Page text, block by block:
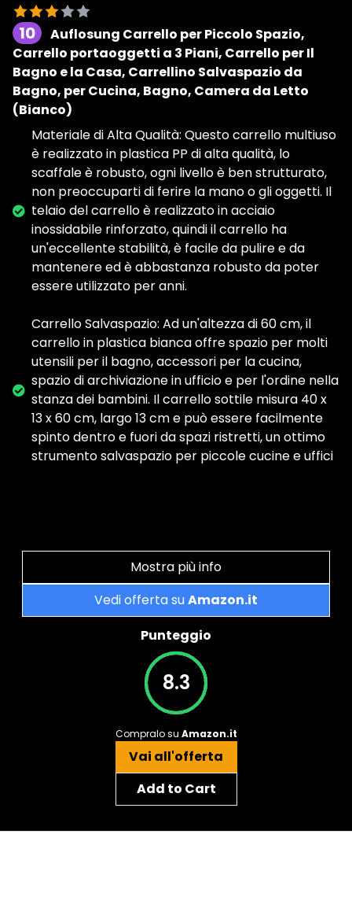
10
Auflosung Carrello per Piccolo Spazio,
Carrello portaoggetti a 3 Piani, Carrello per Il
Bagno e la Casa, Carrellino Salvaspazio da
Bagno, per Cucina, Bagno, Camera da Letto
(Bianco)
Materiale di Alta Qualità: Questo carrello multiuso
è realizzato in plastica PP di alta qualità, lo
scaffale è robusto, ogni livello è ben strutturato,
non preoccuparti di ferire la mano o gli oggetti. Il
telaio del carrello è realizzato in acciaio
inossidabile rinforzato, quindi il carrello ha
un'eccellente stabilità, è facile da pulire e da
mantenere ed è abbastanza robusto da poter
essere utilizzato per anni.
Carrello Salvaspazio: Ad un'altezza di 60 cm, il
carrello in plastica bianca offre spazio per molti
utensili per il bagno, accessori per la cucina,
spazio di archiviazione in ufficio e per l'ordine nella
stanza dei bambini. Il carrello sottile misura 40 x
13 x 60 cm, largo 13 cm e può essere facilmente
spinto dentro e fuori da spazi ristretti, un ottimo
strumento salvaspazio per piccole cucine e uffici
Mostra più info
Vedi offerta suAmazon.it
Punteggio
8.3
Compralo su Amazon.it
Vai all'offerta
Add to Cart